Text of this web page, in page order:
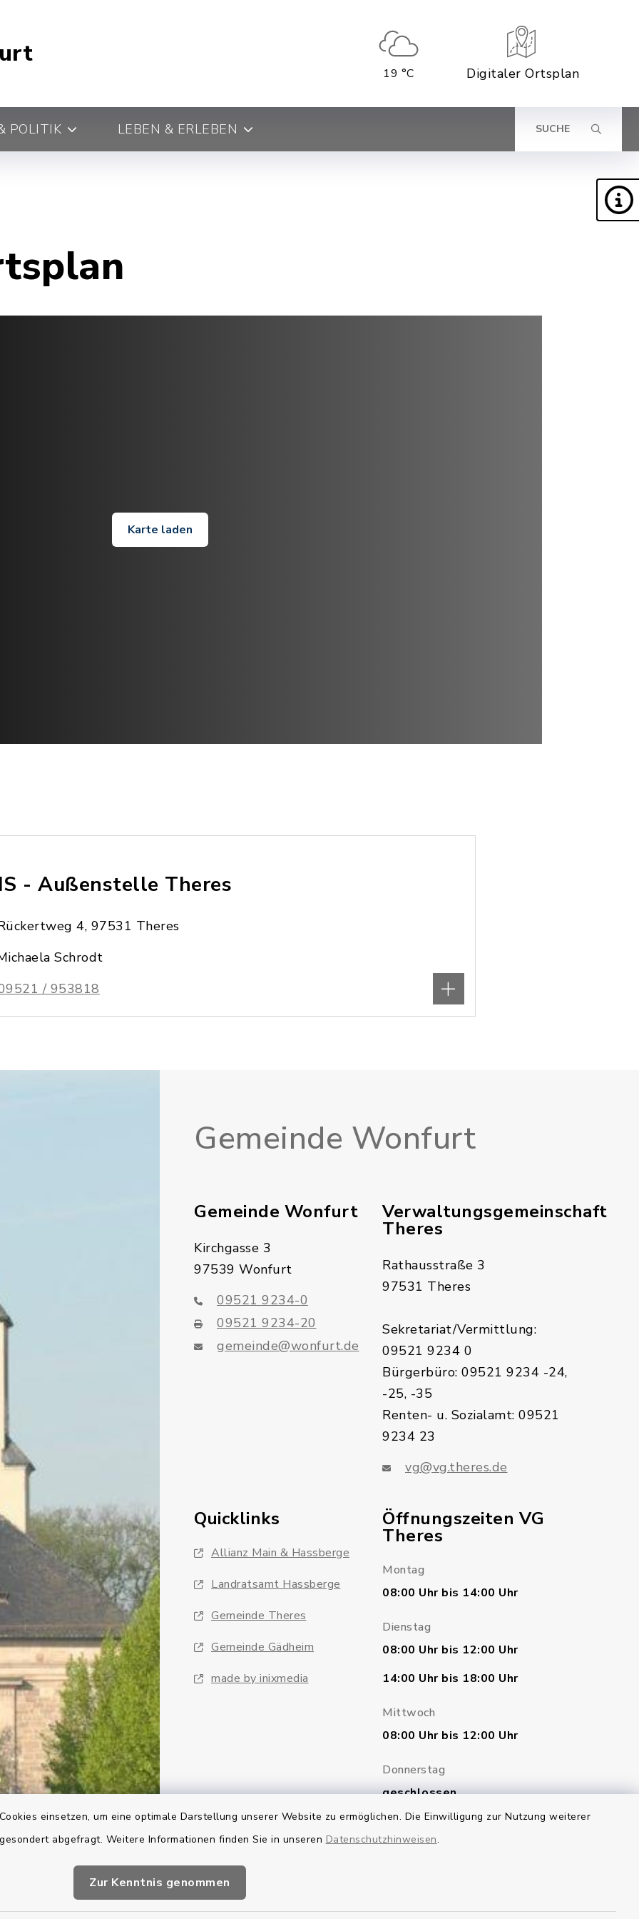
einsetzen, um eine optimale Darstellung unserer Website zu ermöglichen. Die Einwilligung zur Nutzung weiterer
abgefragt. Weitere Informationen finden Sie in unseren Datenschutzhinweisen.
Zur Kenntnis genommen
19 °C Digitaler Ortsplan
POLITIK LEBEN & ERLEBEN SUCHE
Karte laden
- Außenstelle Theres
4, 97531 Theres
Schrodt
/ 953818
Gemeinde Wonfurt
Gemeinde Wonfurt
Kirchgasse 3
97539 Wonfurt
09521 9234-0
09521 9234-20
gemeinde@wonfurt.de
Verwaltungsgemeinschaft
Theres
Rathausstraße 3
97531 Theres
Sekretariat/Vermittlung:
09521 9234 0
Bürgerbüro: 09521 9234 -24,
-25, -35
Renten- u. Sozialamt: 09521
9234 23
vg@vg.theres.de
Quicklinks
Allianz Main & Hassberge
Landratsamt Hassberge
Gemeinde Theres
Gemeinde Gädheim
made by inixmedia
Öffnungszeiten VG
Theres
Montag
08:00 Uhr bis 14:00 Uhr
Dienstag
08:00 Uhr bis 12:00 Uhr
14:00 Uhr bis 18:00 Uhr
Mittwoch
08:00 Uhr bis 12:00 Uhr
Donnerstag
geschlossen